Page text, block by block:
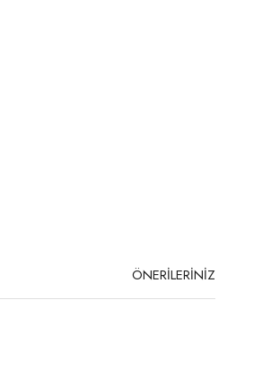
ÖNERİLERİNİZ